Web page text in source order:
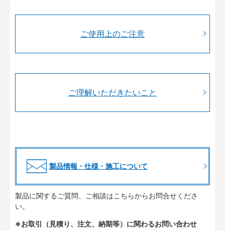
ご使用上のご注意
ご理解いただきたいこと
製品情報・仕様・施工について
製品に関するご質問、ご相談はこちらからお問合せくださ
い。
※お取引（見積り、注文、納期等）に関わるお問い合わせ